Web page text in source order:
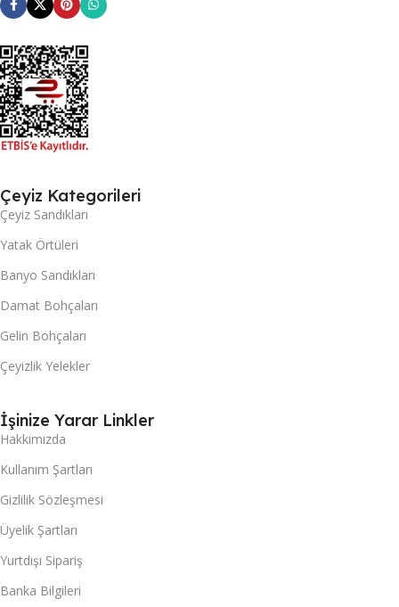
Çeyiz Kategorileri
Çeyiz Sandıkları
Yatak Örtüleri
Banyo Sandıkları
Damat Bohçaları
Gelin Bohçaları
Çeyizlik Yelekler
İşinize Yarar Linkler
Hakkımızda
Kullanım Şartları
Gizlilik Sözleşmesi
Üyelik Şartları
Yurtdışı Sipariş
Banka Bilgileri